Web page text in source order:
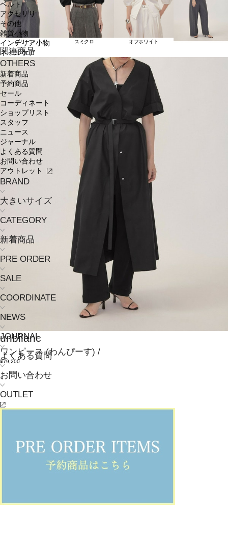
ベルト
アクセサリ
その他
雑貨小物
インテリア小物
ネイルケア
OTHERS
新着商品
予約商品
セール
コーディネート
ショップリスト
スタッフ
ニュース
ジャーナル
よくある質問
お問い合わせ
アウトレット
BRAND
大きいサイズ
CATEGORY
新着商品
PRE ORDER
SALE
COORDINATE
NEWS
JOURNAL
よくある質問
お問い合わせ
OUTLET
グリーン スミクロ オフホワイト
関連商品
unbilanc
ワンピース(わんぴーす) /
¥79,200